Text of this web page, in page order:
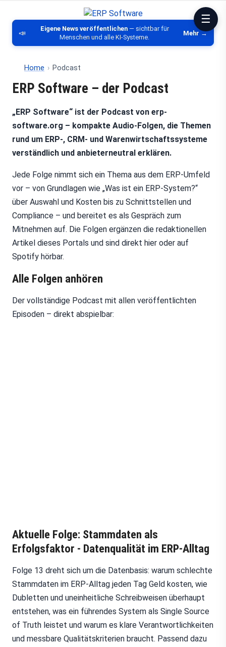
ERP Software
Vergleich von ERP-Software, CRM,
📣 Eigene News veröffentlichen— sichtbar für
Menschen und alle KI-Systeme.
Mehr →
Home › Podcast
ERP Software – der Podcast
„ERP Software“ ist der Podcast von erp-
software.org – kompakte Audio-Folgen, die Themen
rund um ERP-, CRM- und Warenwirtschaftssysteme
verständlich und anbieterneutral erklären.
Jede Folge nimmt sich ein Thema aus dem ERP-Umfeld
vor – von Grundlagen wie „Was ist ein ERP-System?“
über Auswahl und Kosten bis zu Schnittstellen und
Compliance – und bereitet es als Gespräch zum
Mitnehmen auf. Die Folgen ergänzen die redaktionellen
Artikel dieses Portals und sind direkt hier oder auf
Spotify hörbar.
Alle Folgen anhören
Der vollständige Podcast mit allen veröffentlichten
Episoden – direkt abspielbar:
Aktuelle Folge: Stammdaten als
Erfolgsfaktor - Datenqualität im ERP-Alltag
Folge 13 dreht sich um die Datenbasis: warum schlechte
Stammdaten im ERP-Alltag jeden Tag Geld kosten, wie
Dubletten und uneinheitliche Schreibweisen überhaupt
entstehen, was ein führendes System als Single Source
of Truth leistet und warum es klare Verantwortlichkeiten
und messbare Qualitätskriterien braucht. Passend dazu